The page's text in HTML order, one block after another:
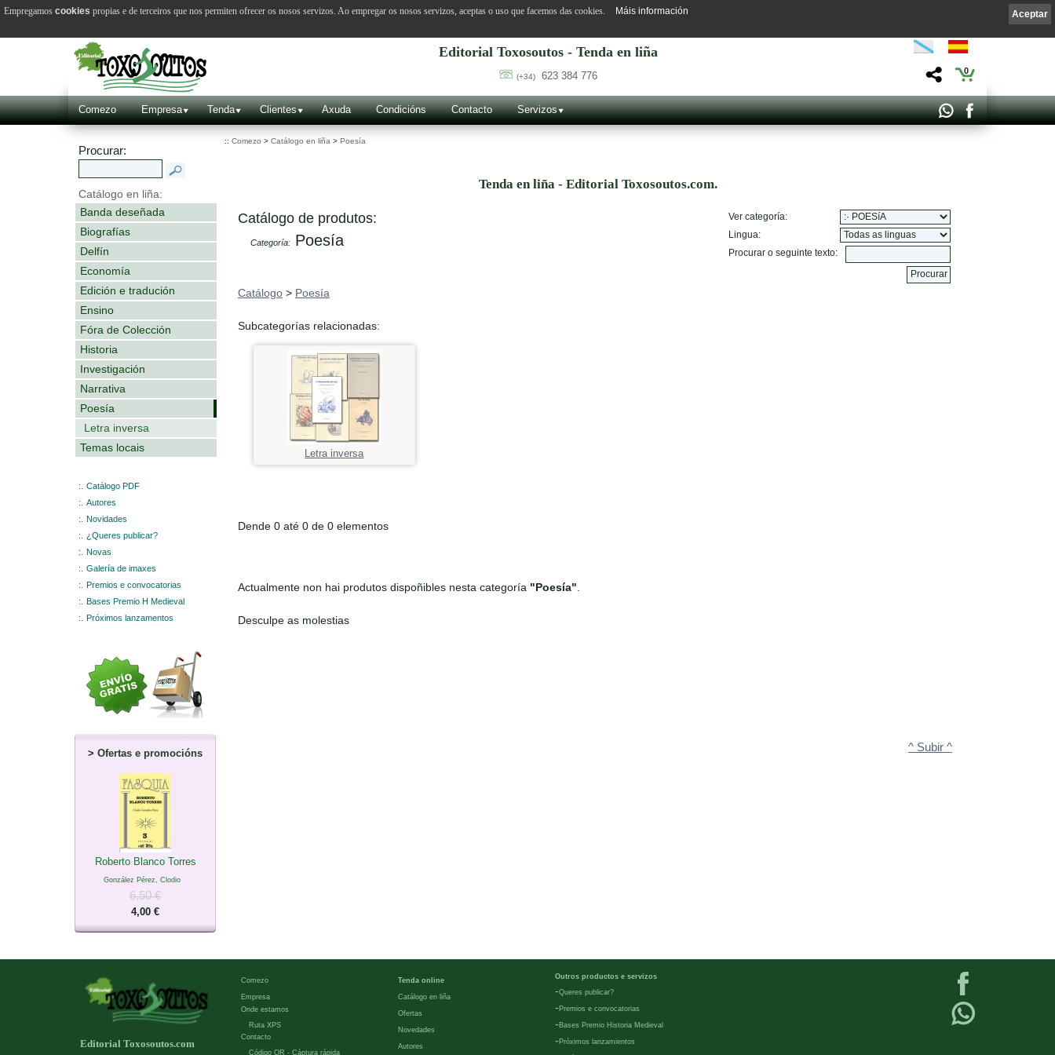
Editorial Toxosoutos - Tenda en liña
(+34) 623 384 776 0
Comezo Empresa Tenda Clientes Axuda Condicións Contacto Servizos
Procurar:
Catálogo en liña:
Banda deseñada
Biografías
Delfín
Economía
Edición e tradución
Ensino
Fóra de Colección
Historia
Investigación
Narrativa
Poesía
Letra inversa
Temas locais
:.
Catálogo PDF
:.
Autores
:.
Novidades
:.
¿Queres publicar?
:.
Novas
:.
Galería de imaxes
:.
Premios e convocatorias
:.
Bases Premio H Medieval
:.
Próximos lanzamentos
> Ofertas e promocións
Roberto Blanco Torres
González Pérez, Clodio
6,50 €
4,00 €
:: Comezo > Catálogo en liña > Poesía
Tenda en liña - Editorial Toxosoutos.com.
Catálogo de produtos:
Categoría: Poesía
Ver categoría:
Lingua:
Procurar o seguinte texto:
Catálogo > Poesía
Subcategorías relacionadas:
Letra inversa
Dende 0 até 0 de 0 elementos
Actualmente non hai produtos dispoñibles nesta categoría "Poesía"
Desculpe as molestias
^ Subir ^
Editorial Toxosoutos.com
Comezo
Empresa
Onde estamos
Ruta XPS
Contacto
Código QR - Cáptura rápida
Tenda online
Catálogo en liña
Ofertas
Novedades
Autores
Outros productos e servizos
-Queres publicar?
- Premios e convocatorias
- Bases Premio Historia Medieval
- Próximos lanzamientos
Aceptar
Empregamos cookies propias e de terceiros que nos permiten ofrecer os nosos servizos. Ao empregar os nosos servizos, aceptas o uso que facemos das cookies. Máis información